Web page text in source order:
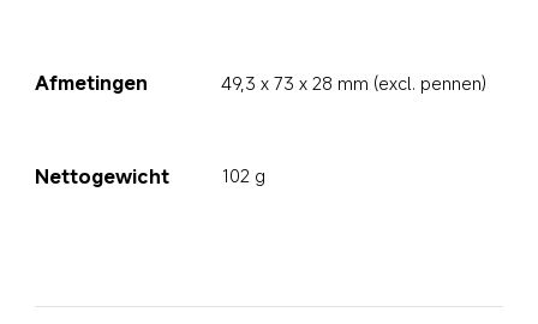
Afmetingen 49,3 x 73 x 28 mm (excl. pennen)
Nettogewicht 102 g